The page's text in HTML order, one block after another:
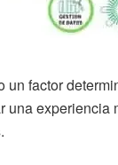
factor
.